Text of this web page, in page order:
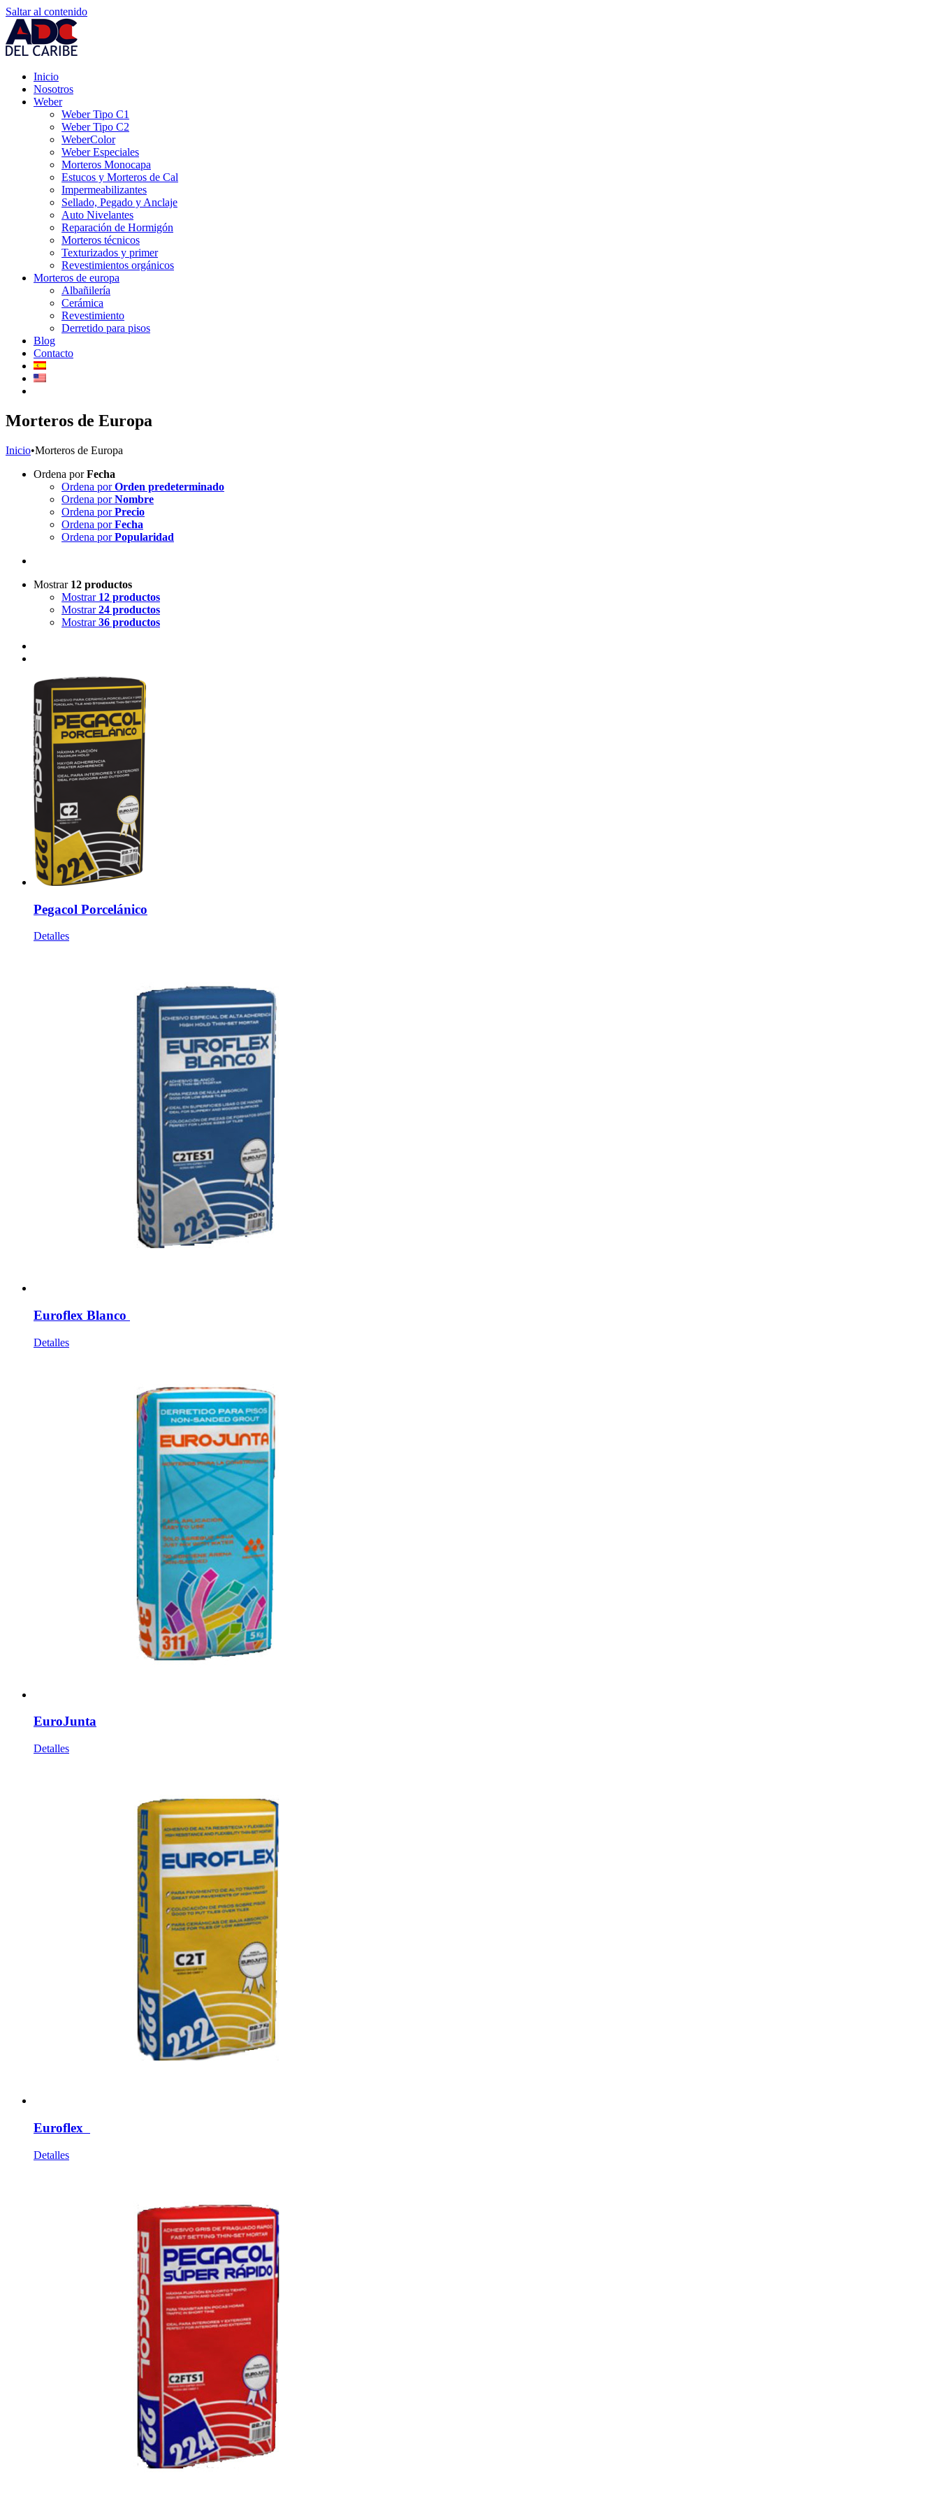
Saltar al contenido
Inicio
Nosotros
Weber
Weber Tipo C1
Weber Tipo C2
WeberColor
Weber Especiales
Morteros Monocapa
Estucos y Morteros de Cal
Impermeabilizantes
Sellado, Pegado y Anclaje
Auto Nivelantes
Reparación de Hormigón
Morteros técnicos
Texturizados y primer
Revestimientos orgánicos
Morteros de europa
Albañilería
Cerámica
Revestimiento
Derretido para pisos
Blog
Contacto
Morteros de Europa
Inicio•Morteros de Europa
Ordena porFecha
Ordena porOrden predeterminado
Ordena porNombre
Ordena porPrecio
Ordena porFecha
Ordena porPopularidad
Mostrar 12 productos
Mostrar 12 productos
Mostrar24 productos
Mostrar36 productos
Pegacol Porcelánico
Detalles
Euroflex Blanco
Detalles
EuroJunta
Detalles
Euroflex
Detalles